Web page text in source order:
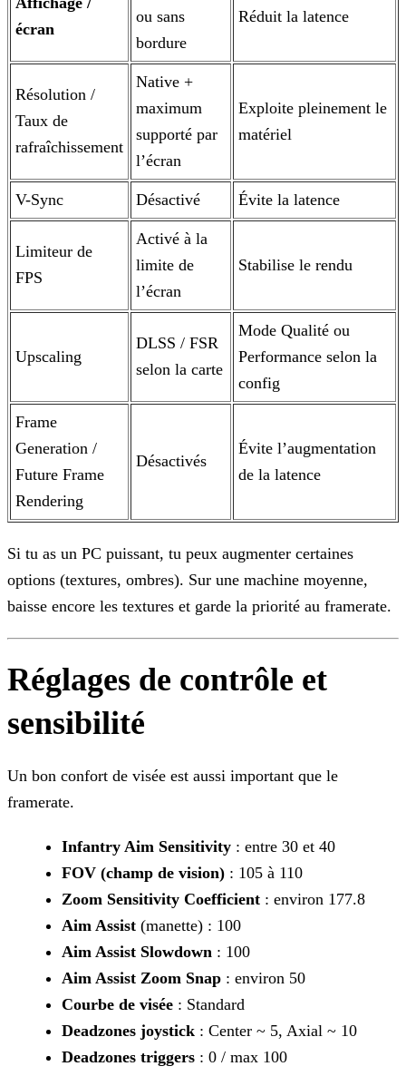
écran
ou sans
bordure
Réduit la latence
Résolution /
Taux de
rafraîchissement
Native +
maximum
supporté par
l’écran
Exploite pleinement le
matériel
V-Sync Désactivé Évite la latence
Limiteur de
FPS
Activé à la
limite de
l’écran
Stabilise le rendu
Upscaling
DLSS / FSR
selon la carte
Mode Qualité ou
Performance selon la
config
Frame
Generation /
Future Frame
Rendering
Désactivés
Évite l’augmentation
de la latence
Si tu as un PC puissant, tu peux augmenter certaines
options (textures, ombres). Sur une machine moyenne,
baisse encore les textures et garde la priorité au framerate.
Réglages de contrôle et
sensibilité
Un bon confort de visée est aussi important que le
framerate.
Infantry Aim Sensitivity : entre 30 et 40
FOV (champ de vision) : 105 à 110
Zoom Sensitivity Coefficient : environ 177.8
Aim Assist (manette) : 100
Aim Assist Slowdown : 100
Aim Assist Zoom Snap : environ 50
Courbe de visée : Standard
Deadzones joystick : Center ~ 5, Axial ~ 10
Deadzones triggers : 0 / max 100